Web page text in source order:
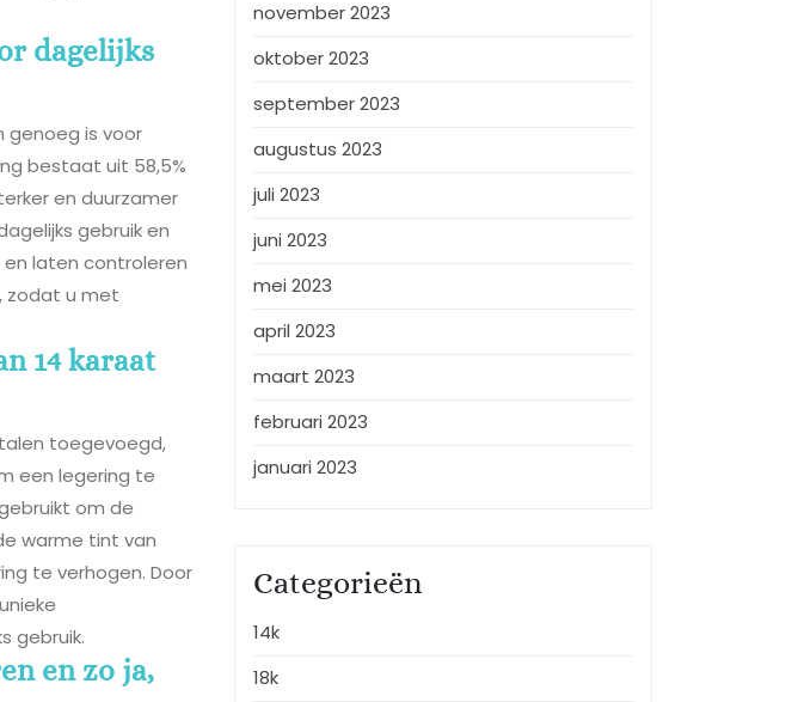
dagelijks
genoeg is voor
bestaat uit 58,5%
en duurzamer
gebruik en
laten controleren
zodat u met
14 karaat
toegevoegd,
een legering te
om de
warme tint van
te verhogen. Door
gebruik.
en zo ja,
november 2023
oktober 2023
september 2023
augustus 2023
juli 2023
juni 2023
mei 2023
april 2023
maart 2023
februari 2023
januari 2023
Categorieën
14k
18k